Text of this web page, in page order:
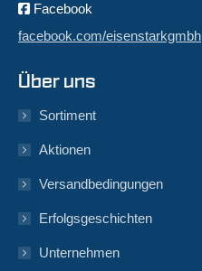
Facebook
facebook.com/eisenstarkgmbh
Über uns
Sortiment
Aktionen
Versandbedingungen
Erfolgsgeschichten
Unternehmen